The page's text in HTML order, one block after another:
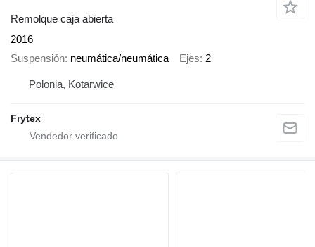
Remolque caja abierta
2016
Suspensión neumática/neumática Ejes 2
Polonia, Kotarwice
Frytex